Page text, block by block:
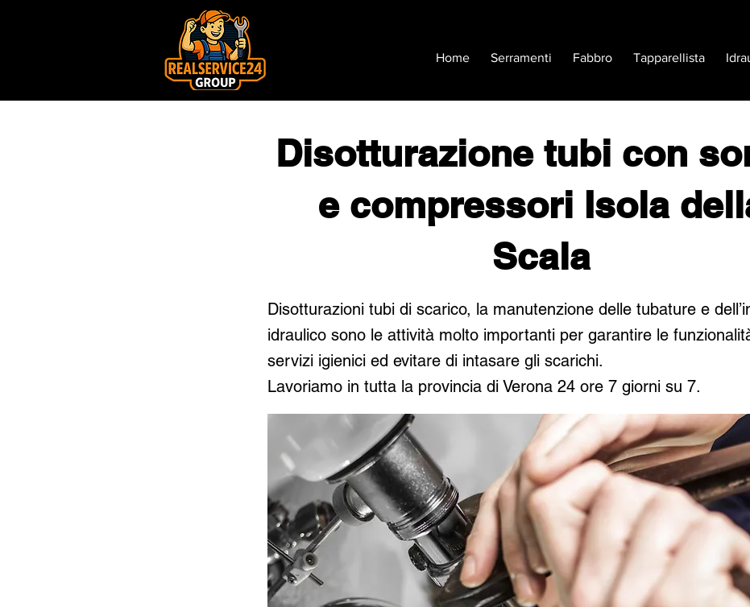
Home Serramenti Fabbro Tapparellista
Disotturazione tubi con
e compressori Isola
Scala
Disotturazioni tubi di scarico, la manutenzione delle tubature e
idraulico sono le attività molto importanti per garantire le
servizi igienici ed evitare di intasare gli scarichi.
Lavoriamo in tutta la provincia di Verona 24 ore 7 giorni su 7.